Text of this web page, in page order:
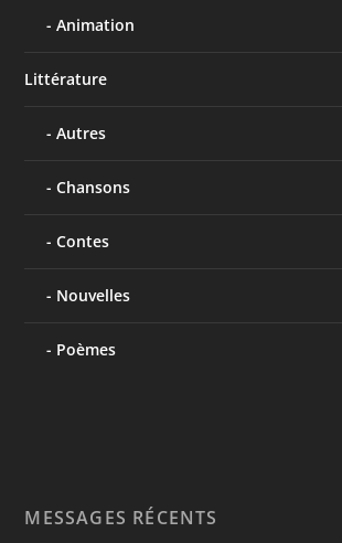
Animation
Littérature
Autres
Chansons
Contes
Nouvelles
Poèmes
MESSAGES RÉCENTS